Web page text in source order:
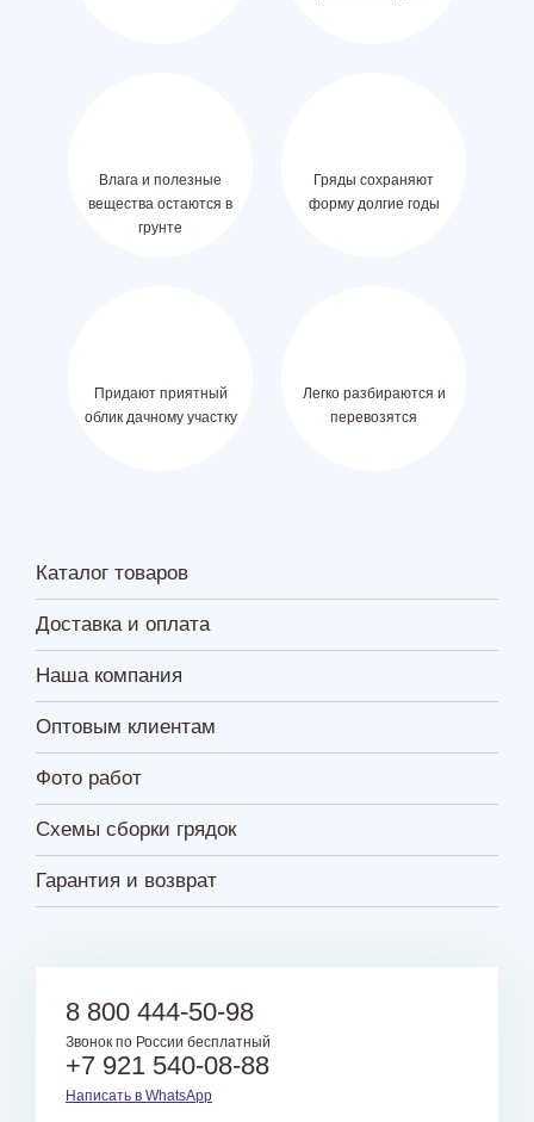
Влага и полезные
вещества остаются в
грунте
Гряды сохраняют
форму долгие годы
Придают приятный
облик дачному участку
Легко разбираются и
перевозятся
Каталог товаров
Доставка и оплата
Наша компания
Оптовым клиентам
Фото работ
Схемы сборки грядок
Гарантия и возврат
8 800 444-50-98
Звонок по России бесплатный
+7 921 540-08-88
Написать в WhatsApp